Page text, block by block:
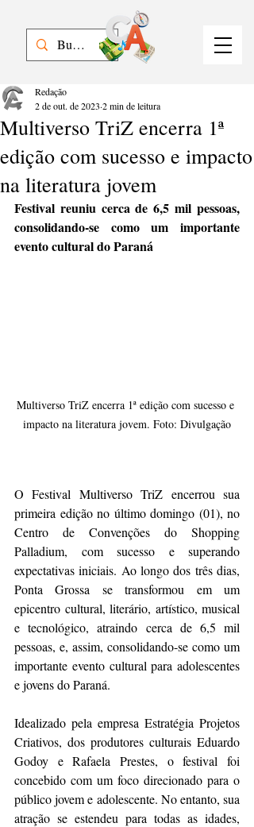
Multiverso TriZ encerra 1ª
edição com sucesso e impacto
na literatura jovem
Redação
2 de out. de 2023 2 min de leitura
Festival reuniu cerca de 6,5 mil pessoas,
consolidando-se como um importante
evento cultural do Paraná
Multiverso TriZ encerra 1ª edição com sucesso e
impacto na literatura jovem. Foto: Divulgação
O Festival Multiverso TriZ encerrou sua
primeira edição no último domingo (01), no
Centro de Convenções do Shopping
Palladium, com sucesso e superando
expectativas iniciais. Ao longo dos três dias,
Ponta Grossa se transformou em um
epicentro cultural, literário, artístico, musical
e tecnológico, atraindo cerca de 6,5 mil
pessoas, e, assim, consolidando-se como um
importante evento cultural para adolescentes
e jovens do Paraná.
Idealizado pela empresa Estratégia Projetos
Criativos, dos produtores culturais Eduardo
Godoy e Rafaela Prestes, o festival foi
concebido com um foco direcionado para o
público jovem e adolescente. No entanto, sua
atração se estendeu para todas as idades,